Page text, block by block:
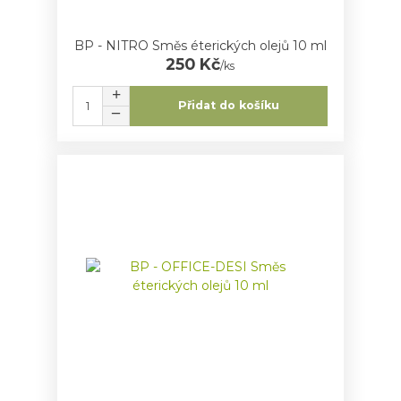
BP - NITRO Směs éterických olejů 10 ml
250 Kč/ks
Přidat do košíku